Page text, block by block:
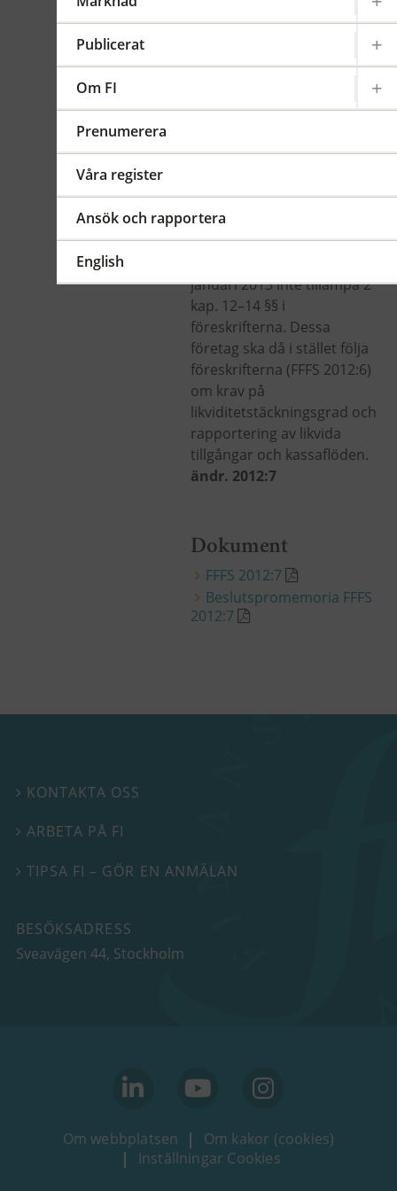
Publicerat
Om FI
Prenumerera
Våra register
Ansök och rapportera
English
Kreditinstitut,
finansiella företagsgrupper
med en balansomslutning
på över 100 miljarder
januari 2013 inte tillämpa 2
kap. 12–14 §§ i
föreskrifterna. Dessa
företag ska då i stället följa
föreskrifterna (FFFS 2012:6)
om krav på
likviditetstäckningsgrad och
rapportering av likvida
tillgångar och kassaflöden.
ändr. 2012:7
Dokument
FFFS 2012:7
Beslutspromemoria FFFS
2012:7
 KONTAKTA OSS
 ARBETA PÅ FI
TIPSA FI – GÖR EN ANMÄLAN
BESÖKSADRESS
Sveavägen 44, Stockholm
Om webbplatsen
Om kakor (cookies)
Inställningar Cookies